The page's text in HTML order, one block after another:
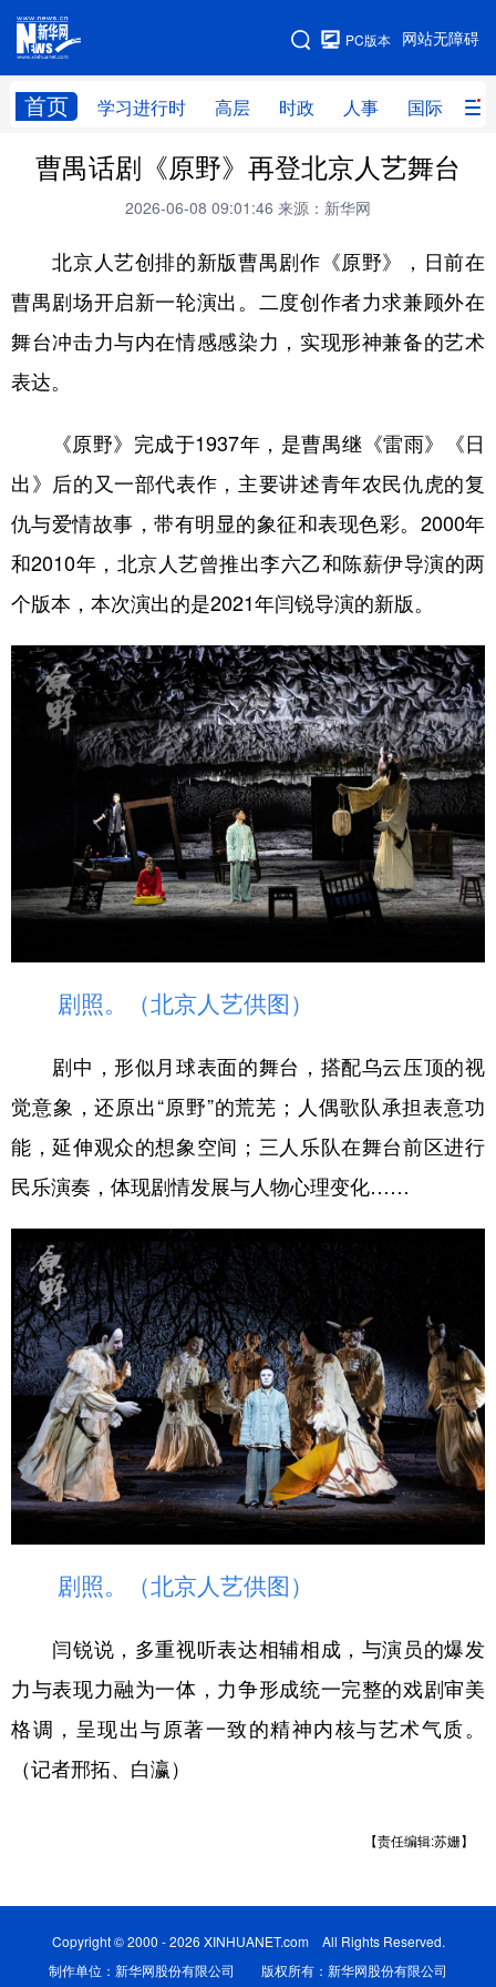
网站无障碍
PC版本
首页 学习进行时 高层 时政 人事 国际 财
网站地图
学习进行时 高层 时政 人事
财经 网评
台湾 思客智库 全球连线 教育
科技 科创 量子 体育
文化 书画 健康 军事
法律 中央文件 金融 汽车
食品 人居 信息化 数字经济
学术中国 乡村振兴 银龄
公益 一带一路 亚太网 上市公司
文化产业
北京 天津 河北 山西
辽宁 吉林 上海 江苏
山东 河南 湖北
陕西 甘肃 青海 宁夏
新疆 内蒙古 黑龙江
多语种频道
English Español Français عربى
Русский язык 日本語 한국어
Deutsch Português
曹禺话剧《原野》再登北京人艺舞台
2026-06-08 09:01:46 来源：新华网
北京人艺创排的新版曹禺剧作《原野》，日前在
曹禺剧场开启新一轮演出。二度创作者力求兼顾外在
舞台冲击力与内在情感感染力，实现形神兼备的艺术
表达。
《原野》完成于1937年，是曹禺继《雷雨》《日
出》后的又一部代表作，主要讲述青年农民仇虎的复
仇与爱情故事，带有明显的象征和表现色彩。2000年
和2010年，北京人艺曾推出李六乙和陈薪伊导演的两
个版本，本次演出的是2021年闫锐导演的新版。
剧照。（北京人艺供图）
剧中，形似月球表面的舞台，搭配乌云压顶的视
觉意象，还原出“原野”的荒芜；人偶歌队承担表意功
能，延伸观众的想象空间；三人乐队在舞台前区进行
民乐演奏，体现剧情发展与人物心理变化……
剧照。（北京人艺供图）
闫锐说，多重视听表达相辅相成，与演员的爆发
力与表现力融为一体，力争形成统一完整的戏剧审美
格调，呈现出与原著一致的精神内核与艺术气质。
（记者邢拓、白瀛）
【责任编辑:苏姗】
Copyright © 2000 - 2026 XINHUANET.com All Rights Reserved.
制作单位：新华网股份有限公司 版权所有：新华网股份有限公司